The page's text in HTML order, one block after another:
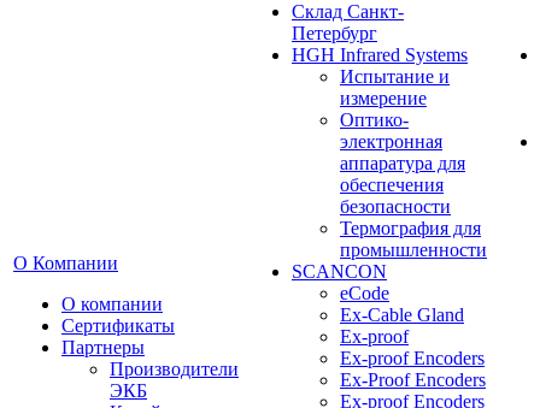
О Компании
О компании
Сертификаты
Партнеры
Производители
ЭКБ
Cклад Санкт-
Петербург
HGH Infrared Systems
Испытание и
измерение
Оптико-
электронная
аппаратура для
обеспечения
безопасности
Термография для
промышленности
SCANCON
eCode
Ex-Cable Gland
Ex-proof
Ex-proof Encoders
Ex-Proof Encoders
Ex-proof Encoders